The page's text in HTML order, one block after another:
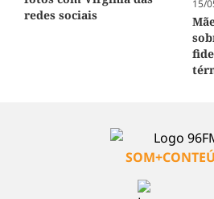
redes sociais
15/